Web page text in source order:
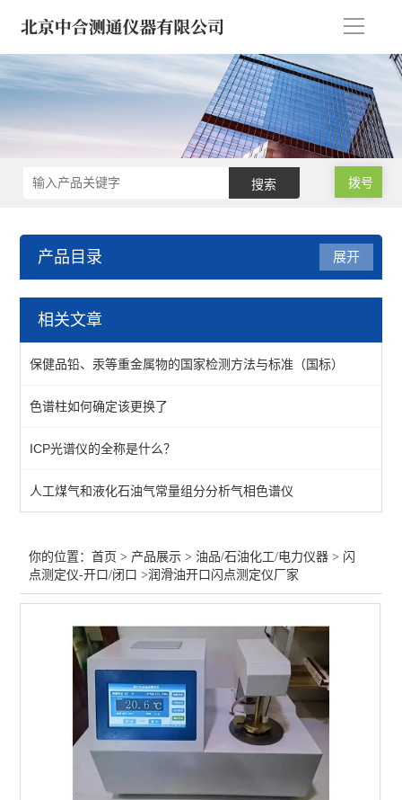
导
拨号
产品目录
油品/石油化工/电力仪器
石油化工气相色谱仪
机械杂质/铜片腐蚀/馏程
石油运动粘度计
样品浓缩仪/样品氮吹仪
微波消解仪
查看全部 >>
展开
相关文章
保健品铅、汞等重金属物的国家检测方法与标准（国标）
色谱柱如何确定该更换了
ICP光谱仪的全称是什么？
人工煤气和液化石油气常量组分分析气相色谱仪
你的位置：首页 > 产品展示 >油品/石油化工/电力仪器 > 闪
点测定仪-开口/闭口 >润滑油开口闪点测定仪厂家